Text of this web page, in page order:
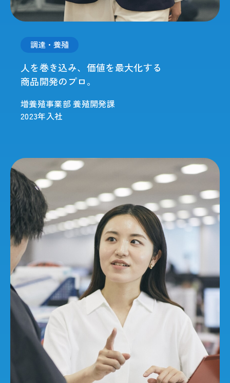
調達・養殖
人を巻き込み、価値を最大化する
商品開発のプロ。
増養殖事業部 養殖開発課
2023年入社